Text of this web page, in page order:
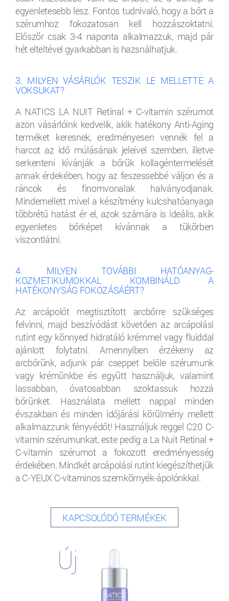
egyenletesebb lesz. Fontos tudnivaló, hogy a bőrt a
szérumhoz fokozatosan kell hozzászoktatni.
Először csak 3-4 naponta alkalmazzuk, majd pár
hét elteltével gyarkabban is hazsnálhatjuk.
3. MILYEN VÁSÁRLÓK TESZIK LE MELLETTE A
VOKSUKAT?
A NATICS LA NUIT Retinal + C-vitamin szérumot
azon vásárlóink kedvelik, akik hatékony Anti-Aging
terméket keresnek, eredményesen vennék fel a
harcot az idő múlásának jeleivel szemben, illetve
serkenteni kívánják a bőrük kollagéntermelését
annak érdekében, hogy az feszessebbé váljon és a
ráncok és finomvonalak halványodjanak.
Mindemellett mivel a készítmény kulcshatóanyaga
többrétű hatást ér el, azok számára is ideális, akik
egyenletes bőrképet kívánnak a tükörben
viszontlátni.
4. MILYEN TOVÁBBI HATÓANYAG-
KOZMETIKUMOKKAL KOMBINÁLD A
HATÉKONYSÁG FOKOZÁSÁÉRT?
Az arcápolót megtisztított arcbőrre szükséges
felvinni, majd beszívódást követően az arcápolási
rutint egy könnyed hidratáló krémmel vagy fluiddal
ajánlott folytatni. Amennyiben érzékeny az
arcbőrünk, adjunk pár cseppet belőle szérumunk
vagy krémünkbe és együtt használjuk, valamint
lassabban, óvatosabban szoktassuk hozzá
bőrünket. Használata mellett nappal minden
évszakban és minden időjárási körülmény mellett
alkalmazzunk fényvédőt! Használjuk reggel C20 C-
vitamin szérumunkat, este pedig a La Nuit Retinal +
C-vitamin szérumot a fokozott eredményesség
érdekében. Mindkét arcápolási rutint kiegészíthetjük
a C-YEUX C-vitaminos szemkörnyék-ápolónkkal.
KAPCSOLÓDÓ TERMÉKEK